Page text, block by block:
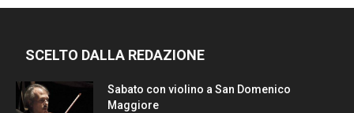
SCELTO DALLA REDAZIONE
Sabato con violino a San Domenico
Maggiore